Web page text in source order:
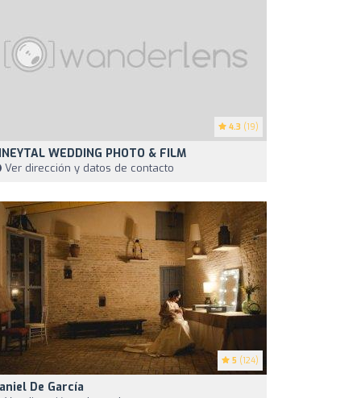
4.3 (19)
WEDDING PHOTO & FILM
Ver dirección y datos de contacto
5 (124)
De García